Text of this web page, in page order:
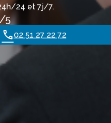
24 et 7j/7.
5
02 51 27 22 72